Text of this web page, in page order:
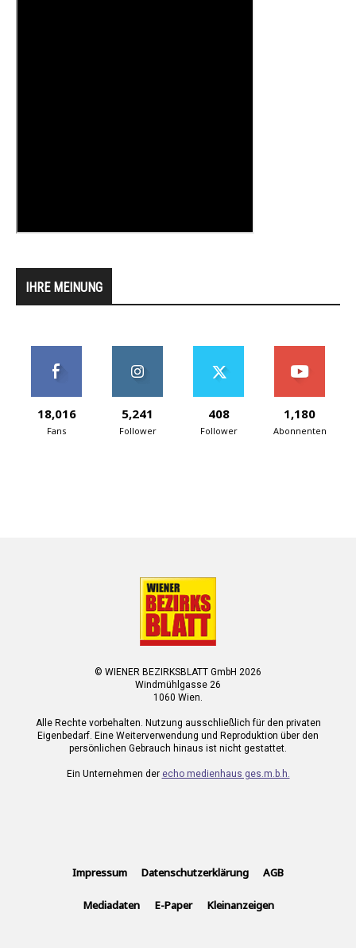
IHRE MEINUNG
18,016
Fans
5,241
Follower
408
Follower
1,180
Abonnenten
© WIENER BEZIRKSBLATT GmbH 2026
Windmühlgasse 26
1060 Wien.
Alle Rechte vorbehalten. Nutzung ausschließlich für den privaten
Eigenbedarf. Eine Weiterverwendung und Reproduktion über den
persönlichen Gebrauch hinaus ist nicht gestattet.
Ein Unternehmen der echo medienhaus ges.m.b.h.
Impressum Datenschutzerklärung AGB
Mediadaten E-Paper Kleinanzeigen